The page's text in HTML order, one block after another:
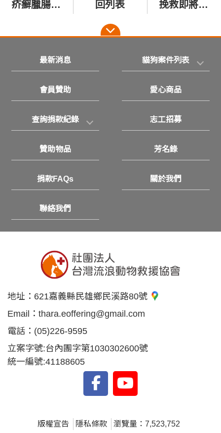
疥癬臘腸狗 臻果 回列表 挽救即將斷糧的毛孩!!
最新消息 貓狗案件列表
會員贊助 愛心商品
查詢捐款紀錄 志工招募
贊助物品 芳名錄
捐款FAQs 關於我們
聯絡我們
地址： 621嘉義縣民雄鄉民溪路80號
Email： thara.eoffering@gmail.com
電話： (05)226-9595
立案字號:台內團字第1030302600號
統一編號:41188605
版權宣告 隱私條款 瀏覽量：7,523,752